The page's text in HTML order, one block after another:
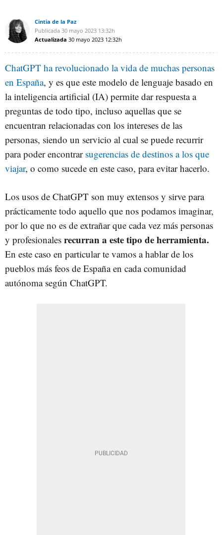
Cintia de la Paz
Publicada 30 mayo 2023 13:32h
Actualizada 30 mayo 2023 12:32h
ChatGPT ha revolucionado la vida de muchas personas
en España, y es que este modelo de lenguaje basado en
la inteligencia artificial (IA) permite dar respuesta a
preguntas de todo tipo, incluso aquellas que se
encuentran relacionadas con los intereses de las
personas, siendo un servicio al cual se puede recurrir
para poder encontrar sugerencias de destinos a los que
viajar, o como sucede en este caso, para evitar hacerlo.
Los usos de ChatGPT son muy extensos y sirve para
prácticamente todo aquello que nos podamos imaginar,
por lo que no es de extrañar que cada vez más personas
y profesionales recurran a este tipo de herramienta.
En este caso en particular te vamos a hablar de los
pueblos más feos de España en cada comunidad
autónoma según ChatGPT.